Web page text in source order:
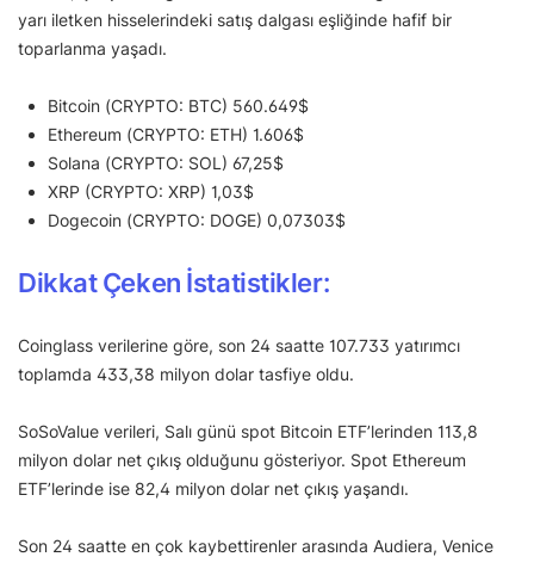
yarı iletken hisselerindeki satış dalgası eşliğinde hafif bir
toparlanma yaşadı.
Bitcoin (CRYPTO: BTC) 560.649$
Ethereum (CRYPTO: ETH) 1.606$
Solana (CRYPTO: SOL) 67,25$
XRP (CRYPTO: XRP) 1,03$
Dogecoin (CRYPTO: DOGE) 0,07303$
Dikkat Çeken İstatistikler:
Coinglass verilerine göre, son 24 saatte 107.733 yatırımcı
toplamda 433,38 milyon dolar tasfiye oldu.
SoSoValue verileri, Salı günü spot Bitcoin ETF’lerinden 113,8
milyon dolar net çıkış olduğunu gösteriyor. Spot Ethereum
ETF’lerinde ise 82,4 milyon dolar net çıkış yaşandı.
Son 24 saatte en çok kaybettirenler arasında Audiera, Venice